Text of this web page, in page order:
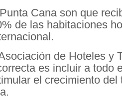
Cana son que
de las habitaciones
de Hoteles y
es incluir a todo
el crecimiento del